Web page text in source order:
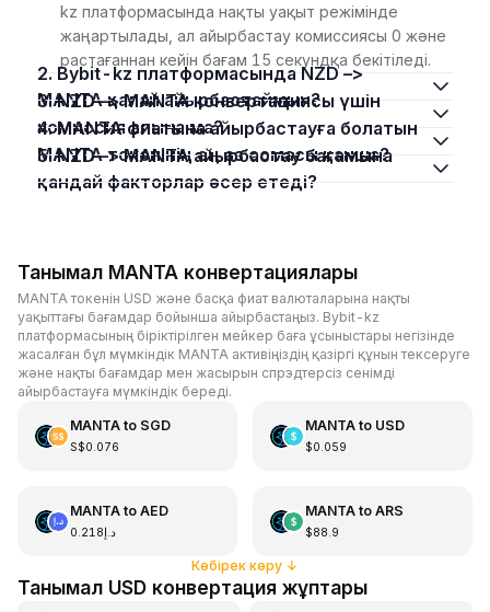
kz платформасында нақты уақыт режімінде
жаңартылады, ал айырбастау комиссиясы 0 және
растағаннан кейін бағам 15 секундқа бекітіледі.
2. Bybit-kz платформасында NZD –>
MANTA қалай айырбастаймын?
3. NZD –> MANTA конвертациясы үшін
комиссия алына ма?
4. MANTA фиатына айырбастауға болатын
MANTA токенінің ең аз сомасы қанша?
5. NZD –> MANTA айырбастау бағамына
қандай факторлар әсер етеді?
Танымал MANTA конвертациялары
MANTA токенін USD және басқа фиат валюталарына нақты
уақыттағы бағамдар бойынша айырбастаңыз. Bybit-kz
платформасының біріктірілген мейкер баға ұсыныстары негізінде
жасалған бұл мүмкіндік MANTA активіңіздің қазіргі құнын тексеруге
және нақты бағамдар мен жасырын спрэдтерсіз сенімді
айырбастауға мүмкіндік береді.
MANTAto SGD
S$0.076
MANTAto USD
$0.059
MANTAto AED
د.إ0.218
MANTAto ARS
$88.9
Көбірек көру ↓
Танымал USD конвертация жұптары